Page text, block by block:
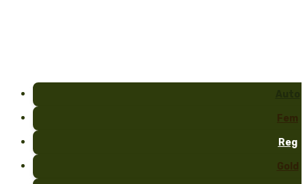
Fem
Reg
Gold